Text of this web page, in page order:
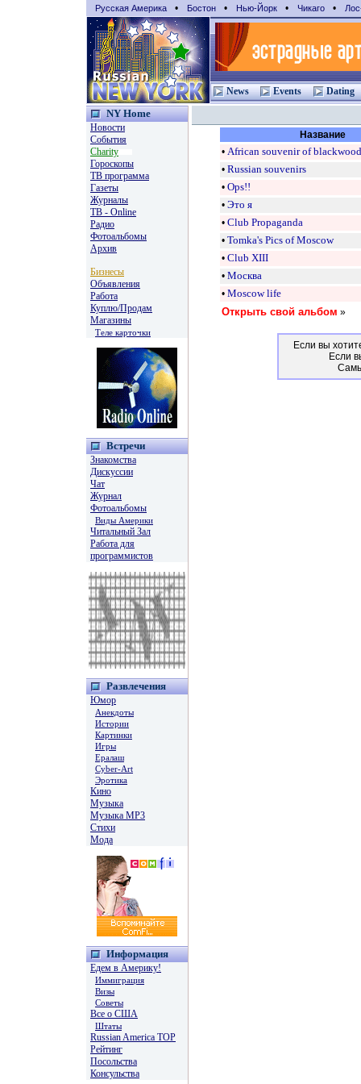
Русская Америка • Бостон • Нью-Йорк • Чикаго •
News Events Dating
NY Home
Новости
События
Charity
Гороскопы
TВ программа
Газеты
Журналы
ТВ - Online
Радио
Фотоальбомы
Архив
Бизнесы
Объявления
Работа
Куплю/Продам
Магазины
Теле карточки
Встречи
Знакомства
Дискуссии
Чат
Журнал
Фотоальбомы
Виды Америки
Читальный Зал
Работа для
программистов
Развлечения
Юмор
Анекдоты
Истории
Картинки
Игры
Ералаш
Cyber-Art
Эротика
Кино
Музыка
Музыка MP3
Стихи
Мода
Информация
Едем в Америку!
Иммиграция
Визы
Советы
Все о США
Штаты
Russian America TOP
Рейтинг
Посольства
Консульства
Название
• African souvenir of blackwood
• Russian souvenirs
• Ops!!
• Это я
• Club Propaganda
• Tomka's Pics of Moscow
• Club XIII
• Москва
• Moscow life
Открыть свой альбом »
Если вы
Если